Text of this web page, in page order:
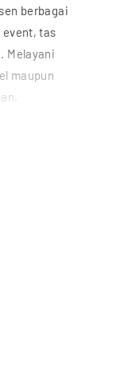
berbagai
tas
Melayani
maupun